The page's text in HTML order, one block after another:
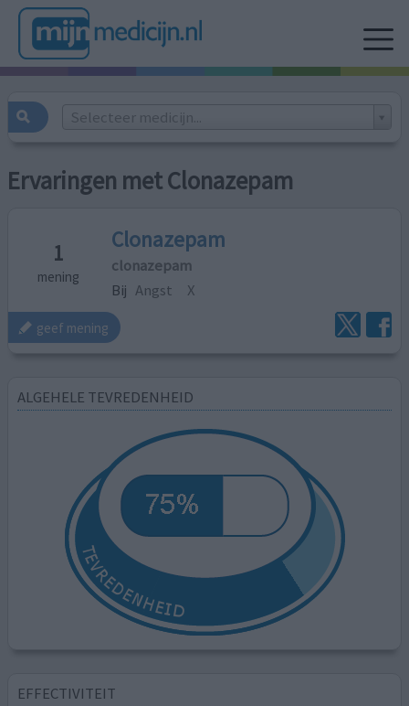
Selecteer medicijn...
Ervaringen met Clonazepam
1
mening
Clonazepam
clonazepam
Bij Angst X
geef mening
ALGEHELE TEVREDENHEID
EFFECTIVITEIT